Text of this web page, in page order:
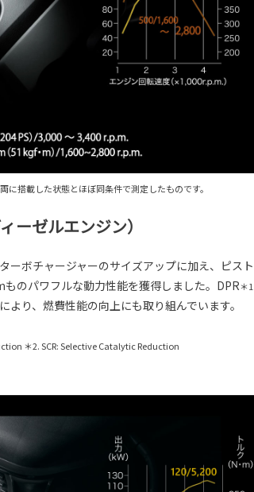
搭載した状態とほぼ同条件で測定したものです。
ーゼルエンジン）
ーボチャージャーのサイズアップに加え、ピ
のパワフルな動力性能を獲得しました。DPR＊1
より、燃費性能の向上にも取り組んでいます。
＊2. SCR: Selective Catalytic Reduction